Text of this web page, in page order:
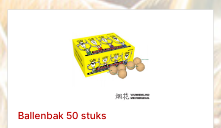
Ballenbak 50 stuks